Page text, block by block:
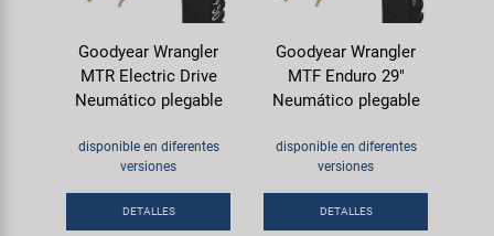
Goodyear Wrangler
MTR Electric Drive
Neumático plegable
disponible en diferentes
versiones
DETALLES
Goodyear Wrangler
MTF Enduro 29"
Neumático plegable
disponible en diferentes
versiones
DETALLES